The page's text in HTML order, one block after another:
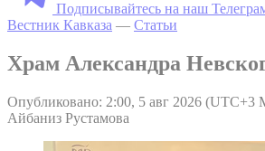
Подписывайтесь на наш
Вестник Кавказа — Статьи
Храм Александра
Опубликовано: 2:00, 5 авг 2026 (UTC+3
Айбаниз Рустамова